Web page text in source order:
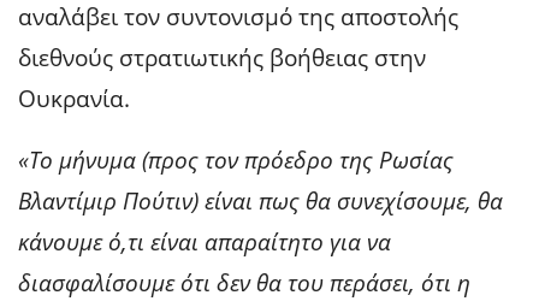
αναλάβει τον συντονισμό της αποστολής
διεθνούς στρατιωτικής βοήθειας στην
Ουκρανία.
«Το μήνυμα (προς τον πρόεδρο της Ρωσίας
Βλαντίμιρ Πούτιν) είναι πως θα συνεχίσουμε, θα
κάνουμε ό,τι είναι απαραίτητο για να
διασφαλίσουμε ότι δεν θα του περάσει, ότι η